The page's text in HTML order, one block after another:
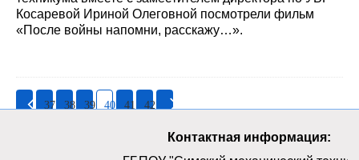
Косаревой Ириной Олеговной посмотрели фильм
«После войны напомни, расскажу…».
37 38 39 40 41 42
Контактная информация: